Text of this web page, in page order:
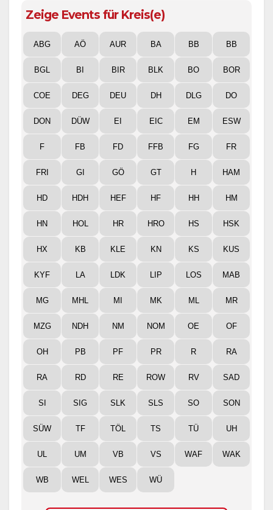
Zeige Events für Kreis(e)
ABG AÖ AUR BA BB BB
BGL BI BIR BLK BO BOR
COE DEG DEU DH DLG DO
DON DÜW EI EIC EM ESW
F FB FD FFB FG FR
FRI GI GÖ GT H HAM
HD HDH HEF HF HH HM
HN HOL HR HRO HS HSK
HX KB KLE KN KS KUS
KYF LA LDK LIP LOS MAB
MG MHL MI MK ML MR
MZG NDH NM NOM OE OF
OH PB PF PR R RA
RA RD RE ROW RV SAD
SI SIG SLK SLS SO SON
SÜW TF TÖL TS TÜ UH
UL UM VB VS WAF WAK
WB WEL WES WÜ